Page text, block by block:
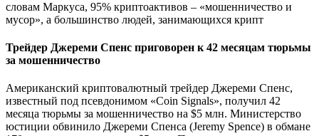
словам Маркуса, 95% криптоактивов – «мошенничество и
мусор», а большинство людей, занимающихся крипт
Трейдер Джереми Спенс приговорен к 42 месяцам тюрьмы
за мошенничество
Американский криптовалютный трейдер Джереми Спенс,
известный под псевдонимом «Coin Signals», получил 42
месяца тюрьмы за мошенничество на $5 млн. Министерство
юстиции обвинило Джереми Спенса (Jeremy Spence) в обмане